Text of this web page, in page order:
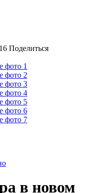
Поделиться
в новом